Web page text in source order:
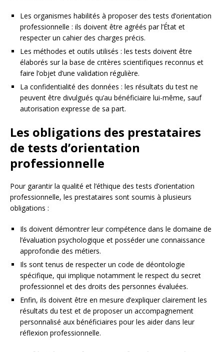
Les organismes habilités à proposer des tests d’orientation
professionnelle : ils doivent être agréés par l’État et
respecter un cahier des charges précis.
Les méthodes et outils utilisés : les tests doivent être
élaborés sur la base de critères scientifiques reconnus et
faire l’objet d’une validation régulière.
La confidentialité des données : les résultats du test ne
peuvent être divulgués qu’au bénéficiaire lui-même, sauf
autorisation expresse de sa part.
Les obligations des prestataires
de tests d’orientation
professionnelle
Pour garantir la qualité et l’éthique des tests d’orientation
professionnelle, les prestataires sont soumis à plusieurs
obligations :
Ils doivent démontrer leur compétence dans le domaine de
l’évaluation psychologique et posséder une connaissance
approfondie des métiers.
Ils sont tenus de respecter un code de déontologie
spécifique, qui implique notamment le respect du secret
professionnel et des droits des personnes évaluées.
Enfin, ils doivent être en mesure d’expliquer clairement les
résultats du test et de proposer un accompagnement
personnalisé aux bénéficiaires pour les aider dans leur
réflexion professionnelle.